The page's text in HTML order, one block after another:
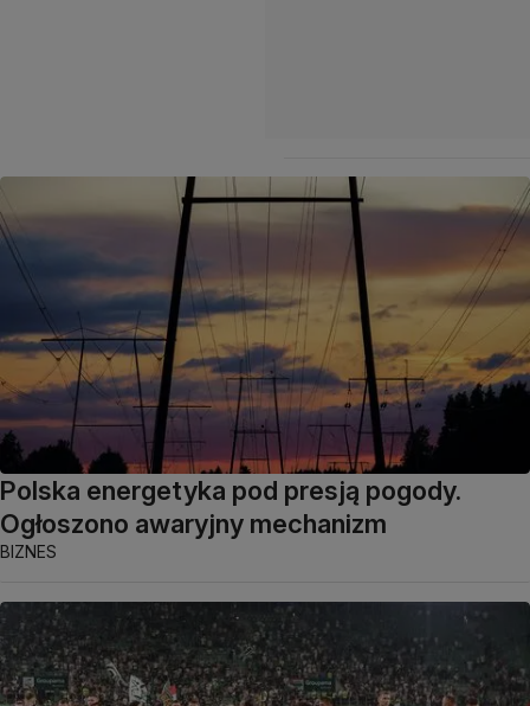
Polska energetyka pod presją pogody.
Ogłoszono awaryjny mechanizm
BIZNES